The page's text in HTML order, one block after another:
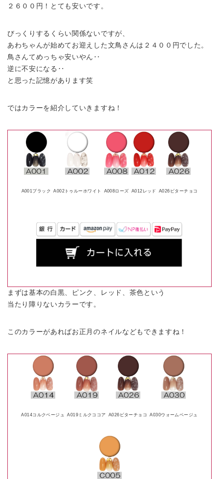
２６００円！とても安いです。
びっくりするくらい関係ないですが、
あわちゃんが始めてお迎えした文鳥さんは２４００円でした。
鳥さんてめっちゃ安いやん‥
逆に不安になる‥
と思った記憶があります笑
ではカラーを紹介していきますね！
A001ブラック A002トゥルーホワイト A008ローズ A012レッド A026ビターチョコ
まずは基本の白黒、ピンク、レッド、茶色という
当たり障りないカラーです。
このカラーがあればお正月のネイルなどもできますね！
A014コルクベージュ A019ミルクココア A026ビターチョコ A030ウォームベージュ